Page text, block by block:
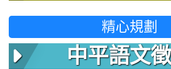
精心規劃
中平語文